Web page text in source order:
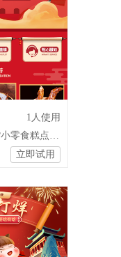
1 人使用
特产熟食卤味干货小零食糕点店铺模板
立即试用